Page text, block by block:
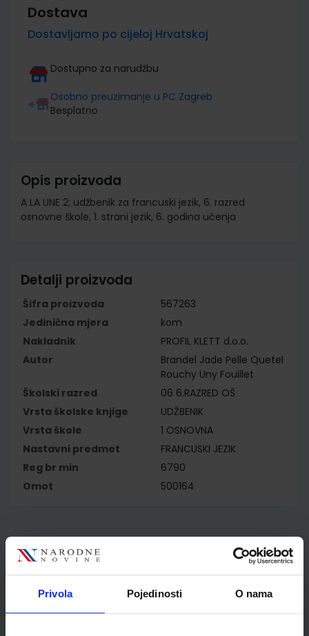
Privola Pojedinosti O nama
Dostava
Dostavljamo po cijeloj Hrvatskoj
Dostupno za narudžbu
Osobno preuzimanje u PC Zagreb
Besplatno
Opis proizvoda
A LA UNE 2; udžbenik za francuski jezik, 6. razred
osnovne škole, 1. strani jezik, 6. godina učenja
Detalji proizvoda
Šifra proizvoda
567263
Jedinična mjera
kom
Nakladnik
PROFIL KLETT d.o.o.
Autor
Brandel Jade Pelle Quetel
Rouchy Uny Fouillet
Školski razred
06 6.RAZRED OŠ
Vrsta školske knjige
UDŽBENIK
Vrsta škole
1 OSNOVNA
Nastavni predmet
FRANCUSKI JEZIK
Reg br min
6790
Omot
500164
Kupci najčešće biraju..